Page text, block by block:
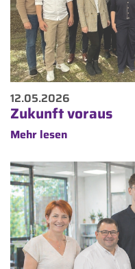
12.05.2026
Zukunft voraus
Mehr lesen